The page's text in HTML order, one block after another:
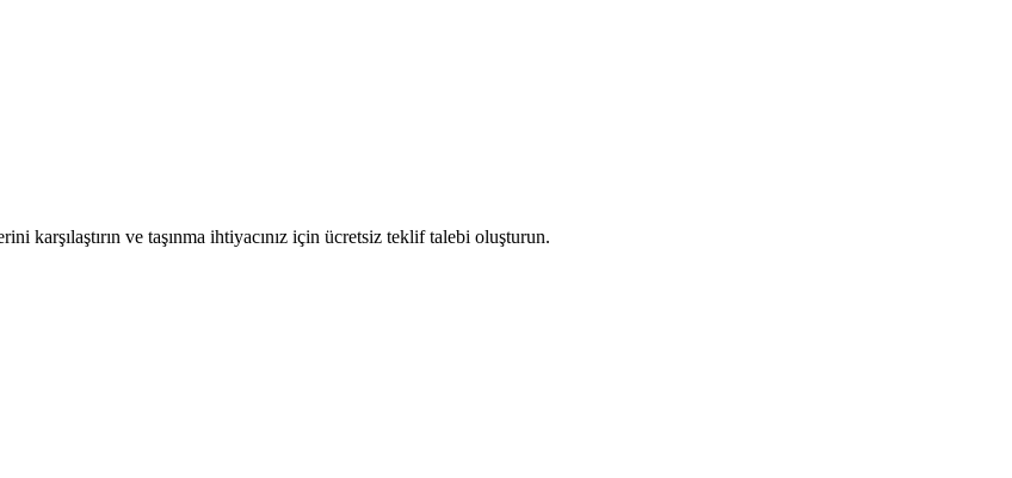
ve taşınma ihtiyacınız için ücretsiz teklif talebi oluşturun.